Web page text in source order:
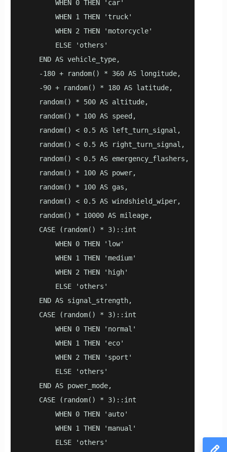
        WHEN 0 THEN 'car'
        WHEN 1 THEN 'truck'
        WHEN 2 THEN 'motorcycle'
        ELSE 'others'
    END AS vehicle_type,
    -180 + random() * 360 AS longitude,
    -90 + random() * 180 AS latitude,
    random() * 500 AS altitude,
    random() * 100 AS speed,
    random() < 0.5 AS left_turn_signal,
    random() < 0.5 AS right_turn_signal,
    random() < 0.5 AS emergency_flashers,
    random() * 100 AS power,
    random() * 100 AS gas,
    random() < 0.5 AS windshield_wiper,
    random() * 10000 AS mileage,
    CASE (random() * 3)::int
        WHEN 0 THEN 'low'
        WHEN 1 THEN 'medium'
        WHEN 2 THEN 'high'
        ELSE 'others'
    END AS signal_strength,
    CASE (random() * 3)::int
        WHEN 0 THEN 'normal'
        WHEN 1 THEN 'eco'
        WHEN 2 THEN 'sport'
        ELSE 'others'
    END AS power_mode,
    CASE (random() * 3)::int
        WHEN 0 THEN 'auto'
        WHEN 1 THEN 'manual'
        ELSE 'others'